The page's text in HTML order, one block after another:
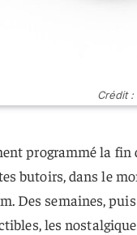
Crédit :
programmé la fin
butoirs, dans le
Des semaines,
les